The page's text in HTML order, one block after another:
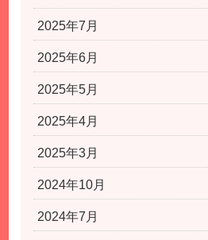
2025年7月
2025年6月
2025年5月
2025年4月
2025年3月
2024年10月
2024年7月